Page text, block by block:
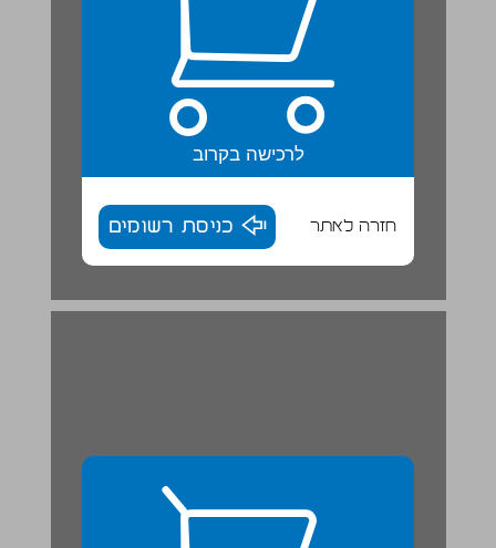
לרכישה בקרוב
חזרה לאתר כניסת רשומים